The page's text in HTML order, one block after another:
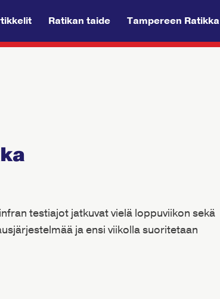
Ratikan taide Tampereen Ratikka
testiajot jatkuvat vielä loppuviikon sekä
ja ensi viikolla suoritetaan